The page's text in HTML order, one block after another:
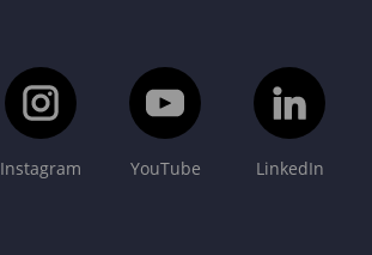
Instagram YouTube LinkedIn